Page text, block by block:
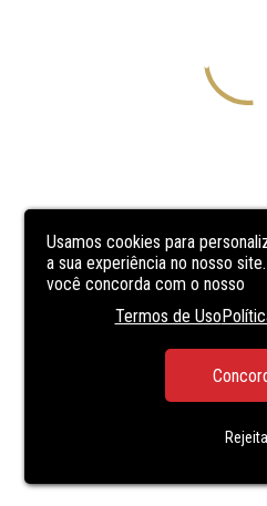
Usamos cookies para
a sua experiência no nosso
você concorda com o nosso
Termos de Uso